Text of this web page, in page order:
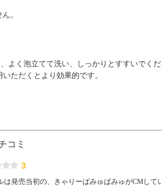
。
よく泡立てて洗い、しっかりとすすいでくだ
ただくとより効果的です。
コミ
3
は発売当初の、きゃりーぱみゅぱみゅがCMして